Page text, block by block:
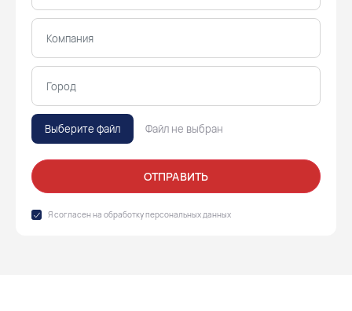
Выберите файл Файл не выбран
ОТПРАВИТЬ
Я согласен на обработкуперсональных данных